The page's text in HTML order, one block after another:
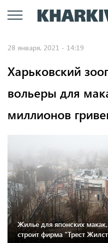
28 января, 2021 - 14:19
Харьковский
вольеры для
миллионов
Жилье для японских
строит фирма "Трест